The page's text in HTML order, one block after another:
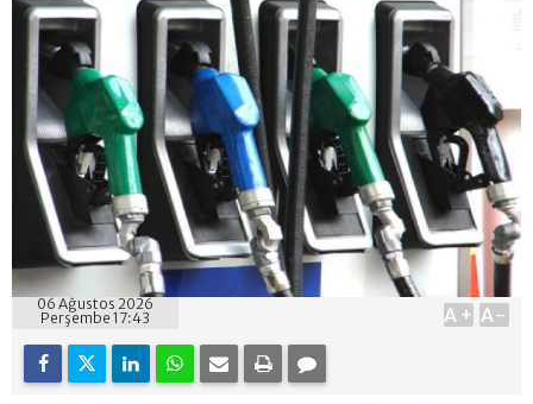
06 Ağustos 2026
Perşembe 17:43
A+ A-